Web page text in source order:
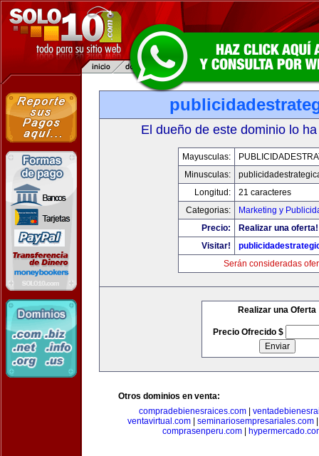
El dueño de este dominio lo
Mayusculas:
Minusculas:
Longitud:
21 caracteres
Categorias:
Marketing y
Precio:
Realizar una oferta!
Visitar!
Serán consideradas
Realizar una Oferta
Precio Ofrecido $
Otros dominios en venta:
compradebienesraices.com
ventavirtual.com
seminariosempresariales.com
comprasenperu.com|